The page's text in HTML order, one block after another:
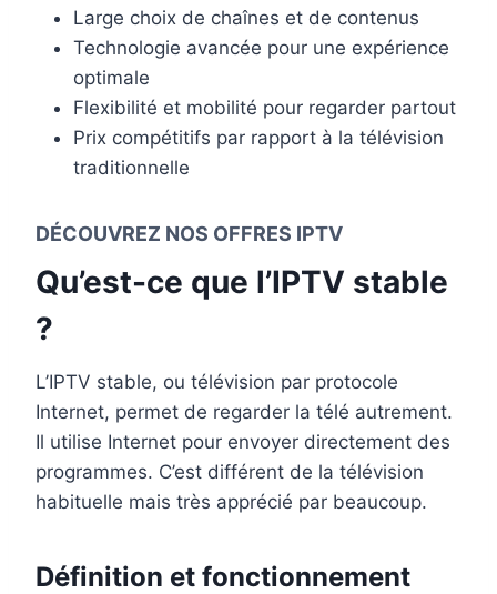
Large choix de chaînes et de contenus
Technologie avancée pour une expérience
optimale
Flexibilité et mobilité pour regarder partout
Prix compétitifs par rapport à la télévision
traditionnelle
DÉCOUVREZ NOS OFFRES IPTV
Qu’est-ce que l’IPTV stable
?
L’IPTV stable, ou télévision par protocole
Internet, permet de regarder la télé autrement.
Il utilise Internet pour envoyer directement des
programmes. C’est différent de la télévision
habituelle mais très apprécié par beaucoup.
Définition et fonctionnement